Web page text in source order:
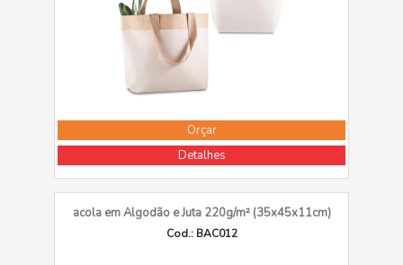
Orçar
Detalhes
acola em Algodão e Juta 220g/m² (35x45x11cm)
Cod.: BAC012